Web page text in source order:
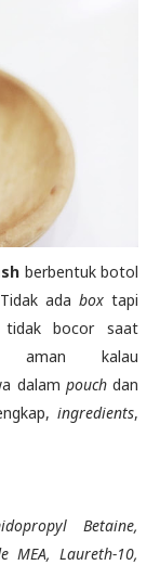
berbentuk botol
Tidak ada box tapi
tidak bocor saat
aman kalau
dalam pouchdan
ingredients,
Betaine,
MEA, Laureth-10,